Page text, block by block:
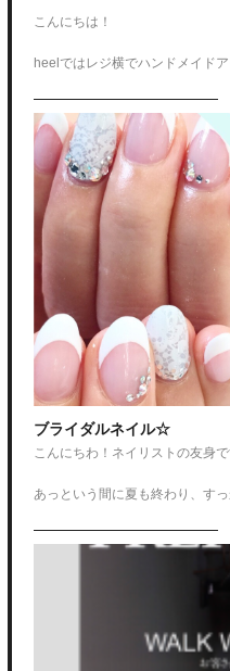
こんにちは！
heelではレジ横でハンドメイド
秋冬の新作を作りましたので、
ブライダルネイル☆
こんにちわ！ネイリストの友身で
あっという間に夏も終わり、す
９月、１０月はブライダルシー
お客様の大切な日のネイルをお
heelのジェルメニューは定額コ